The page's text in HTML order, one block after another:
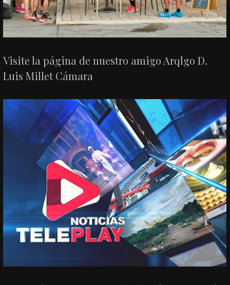
Visite la página de nuestro amigo Arqlgo D.
Luis Millet Cámara